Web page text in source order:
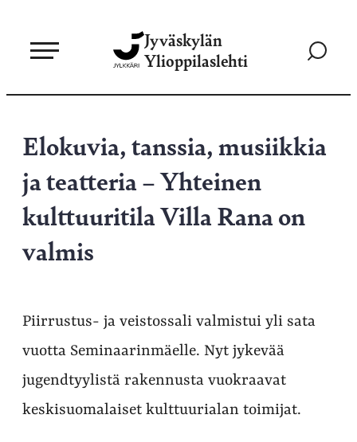
sisältöön
Jyväskylän
Ylioppilaslehti
Siirry
Elokuvia, tanssia, musiikkia
ja teatteria – Yhteinen
kulttuuritila Villa Rana on
valmis
Piirrustus- ja veistossali valmistui yli sata
vuotta Seminaarinmäelle. Nyt jykevää
jugendtyylistä rakennusta vuokraavat
keskisuomalaiset kulttuurialan toimijat.